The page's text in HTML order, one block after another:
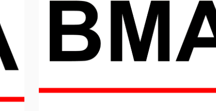
Standard